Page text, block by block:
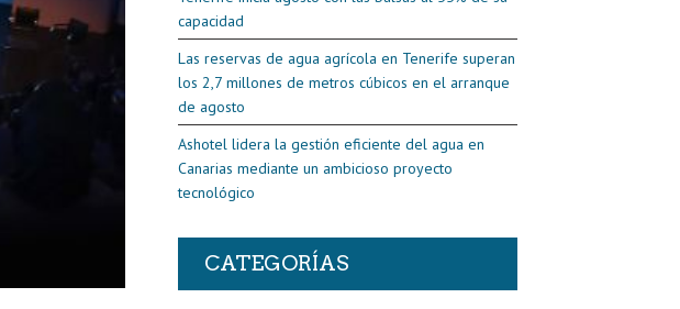
capacidad
Las reservas de agua agrícola en Tenerife superan
los 2,7 millones de metros cúbicos en el arranque
de agosto
Ashotel lidera la gestión eficiente del agua en
Canarias mediante un ambicioso proyecto
tecnológico
CATEGORÍAS